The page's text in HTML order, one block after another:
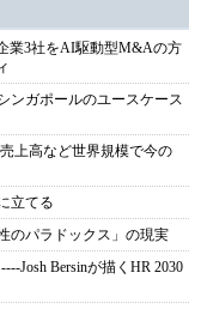
業3社をAI駆動型M&Aの方
ンガポールのユースケース
上高など世界規模で今の
立てる
のパラドックス」の現実
Josh Bersinが描くHR 2030